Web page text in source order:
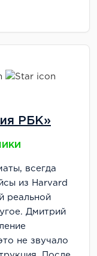
РБК»
всегда
из Harvard
реальной
Дмитрий
не звучало